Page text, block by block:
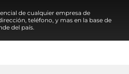
de cualquier empresa de
teléfono, y mas en la base de
del país.